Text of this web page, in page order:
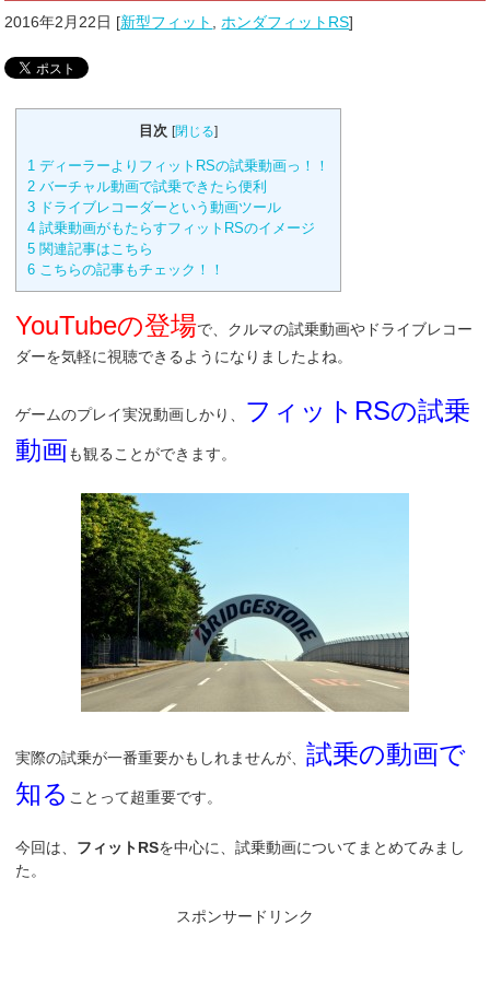
2016年2月22日 [新型フィット ホンダフィットRS]
目次 [閉じる]
1 ディーラーよりフィットRSの試乗動画っ！！
2 バーチャル動画で試乗できたら便利
3 ドライブレコーダーという動画ツール
4 試乗動画がもたらすフィットRSのイメージ
5 関連記事はこちら
6 こちらの記事もチェック！！
YouTubeの登場で、クルマの試乗動画やドライブレコー
ダーを気軽に視聴できるようになりましたよね。
ゲームのプレイ実況動画しかり、 フィットRSの試乗
動画も観ることができます。
実際の試乗が一番重要かもしれませんが、試乗の動画で
知る ことって超重要です。
今回は、 フィットRSを中心に、試乗動画についてまとめてみまし
た。
スポンサードリンク